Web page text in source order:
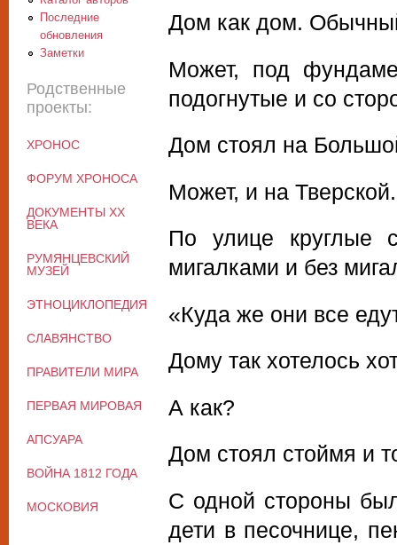
Дом как дом.
Может, под
подогнутые и со
Дом стоял на
Может, и на Тверской.
По улице круглые
мигалками и без
«Куда же они все
Дому так хотелось
А как?
Дом стоял стоймя и
С одной стороны
дети в песочнице,
Последние
обновления
Заметки
Родственные
проекты:
ХРОНОС
ФОРУМ ХРОНОСА
ДОКУМЕНТЫ XX
ВЕКА
РУМЯНЦЕВСКИЙ
МУЗЕЙ
ЭТНОЦИКЛОПЕДИЯ
СЛАВЯНСТВО
ПРАВИТЕЛИ МИРА
ПЕРВАЯ МИРОВАЯ
АПСУАРА
ВОЙНА 1812 ГОДА
МОСКОВИЯ